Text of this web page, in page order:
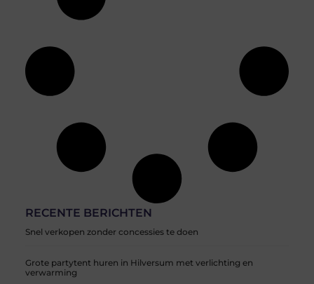
RECENTE BERICHTEN
Snel verkopen zonder concessies te doen
Grote partytent huren in Hilversum met verlichting en
verwarming